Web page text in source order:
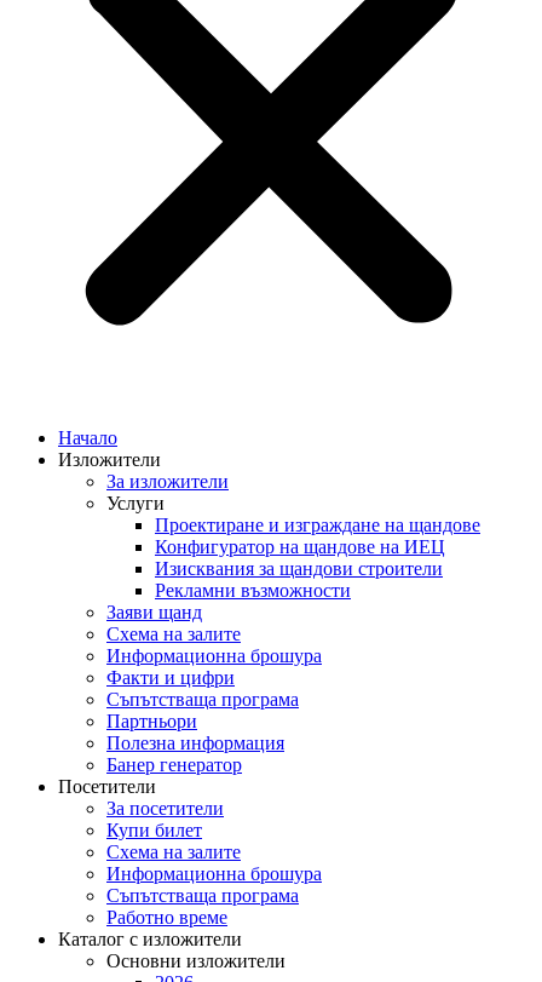
Начало
Изложители
За изложители
Услуги
Проектиране и изграждане на щандове
Конфигуратор на щандове на ИЕЦ
Изисквания за щандови строители
Рекламни възможности
Заяви щанд
Схема на залите
Информационна брошура
Факти и цифри
Съпътстваща програма
Партньори
Полезна информация
Банер генератор
Посетители
За посетители
Купи билет
Схема на залите
Информационна брошура
Съпътстваща програма
Работно време
Каталог с изложители
Основни изложители